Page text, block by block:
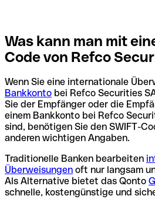
Was kann man mit
Code von Refco
Wenn Sie eine internationale
Bankkonto bei Refco Securities
Sie der Empfänger oder die
einem Bankkonto bei Refco
sind, benötigen Sie den SWIFT-
anderen wichtigen Angaben.
Traditionelle Banken bearbeiten
Überweisungen oft nur langsam
Als Alternative bietet das Qonto
schnelle, kostengünstige und